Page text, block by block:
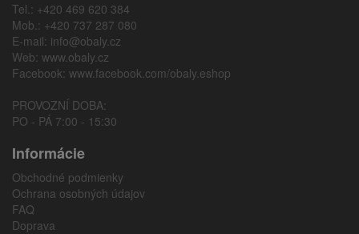
Tel.: +420 469 620 384
Mob.: +420 737 287 080
E-mail: info@obaly.cz
Web: www.obaly.cz
Facebook: www.facebook.com/obaly.eshop
PROVOZNÍ DOBA:
PO - PÁ 7:00 - 15:30
Informácie
Obchodné podmienky
Ochrana osobných údajov
FAQ
Doprava